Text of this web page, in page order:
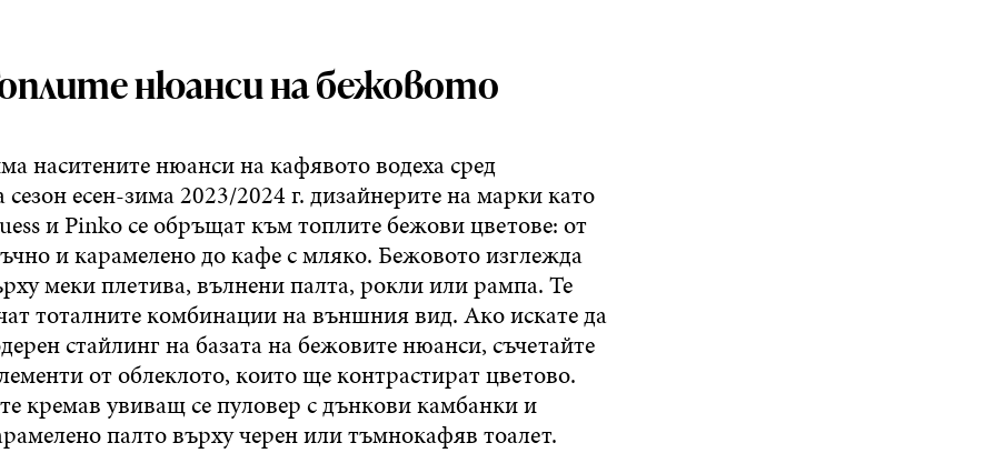
нюанси на бежовото
наситените нюанси на кафявото водеха сред
сезон есен-зима 2023/2024 г. дизайнерите на марки като
и Pinko се обръщат към топлите бежови цветове: от
и карамелено до кафе с мляко. Бежовото изглежда
меки плетива, вълнени палта, рокли или рампа. Те
тоталните комбинации на външния вид. Ако искате да
стайлинг на базата на бежовите нюанси, съчетайте
от облеклото, които ще контрастират цветово.
кремав увиващ се пуловер с дънкови камбанки и
палто върху черен или тъмнокафяв тоалет.